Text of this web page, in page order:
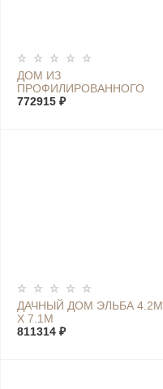
ДОМ ИЗ
ПРОФИЛИРОВАННОГО
БРУСА ШВЕЦИЯ XL 7М Х
772915 ₽
ДАЧНЫЙ ДОМ ЭЛЬБА 4.2М
Х 7.1М
811314 ₽